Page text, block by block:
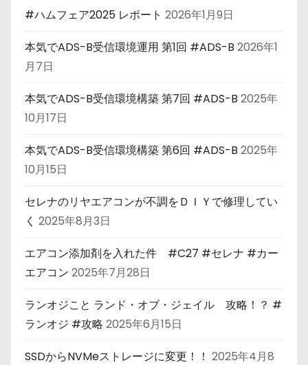
#ハムフェア2025 レポート 2026年1月9日
本気でADS-B受信環境運用 第1回 #ADS-B 2026年1
月7日
本気でADS-B受信環境構築 第7回 #ADS-B 2025年
10月17日
本気でADS-B受信環境構築 第6回 #ADS-B 2025年
10月15日
セレナのリヤエアコンが不調をＤＩＹで修理してい
く 2025年8月3日
エアコン添加剤を入れた件 #C27 #セレナ #カー
エアコン 2025年7月28日
ランオジこと ランド・オブ・ジェイル 攻略！？ #
ランオジ #攻略 2025年6月15日
SSDからNVMeストレージに変更！！ 2025年4月8